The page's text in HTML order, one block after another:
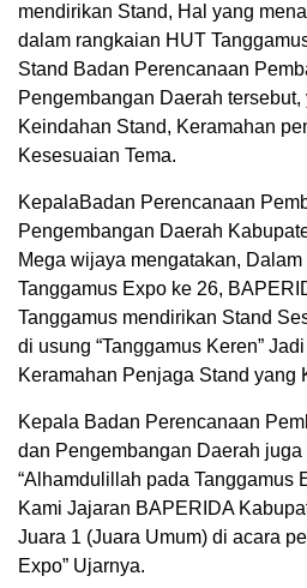
mendirikan Stand, Hal yang
dalam rangkaian HUT
Stand Badan Perencanaan
Pengembangan Daerah
Keindahan Stand, Keramahan
Kesesuaian Tema.
KepalaBadan Perencanaan
Pengembangan Daerah
Mega wijaya mengatakan,
Tanggamus Expo ke 26,
Tanggamus mendirikan Stand
di usung “Tanggamus Keren”
Keramahan Penjaga Stand yang
Kepala Badan Perencanaan
dan Pengembangan Daerah juga
“Alhamdulillah pada Tanggamus
Kami Jajaran BAPERIDA
Juara 1 (Juara Umum) di acara
Expo” Ujarnya.